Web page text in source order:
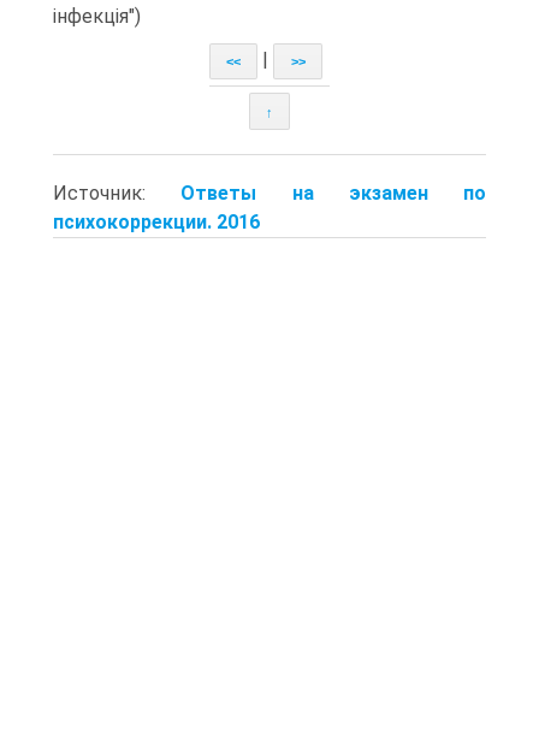
інфекція")
<< >>
↑
Источник: Ответы на экзамен по
психокоррекции. 2016